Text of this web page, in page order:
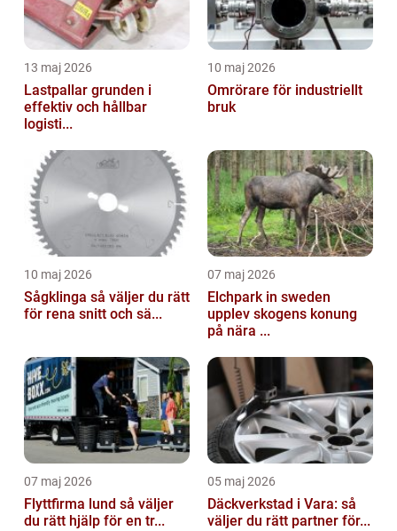
13 maj 2026
Lastpallar grunden i
effektiv och hållbar
logisti...
10 maj 2026
Omrörare för industriellt
bruk
10 maj 2026
Sågklinga så väljer du rätt
för rena snitt och sä...
07 maj 2026
Elchpark in sweden
upplev skogens konung
på nära ...
07 maj 2026
Flyttfirma lund så väljer
du rätt hjälp för en tr...
05 maj 2026
Däckverkstad i Vara: så
väljer du rätt partner för...